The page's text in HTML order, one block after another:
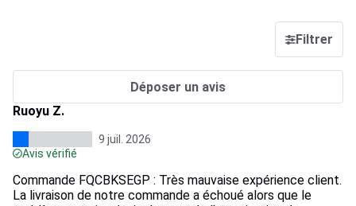
Filtrer
Déposer un avis
Ruoyu Z.
9 juil. 2026
Avis vérifié
Commande FQCBKSEGP : Très mauvaise expérience client.
La livraison de notre commande a échoué alors que le